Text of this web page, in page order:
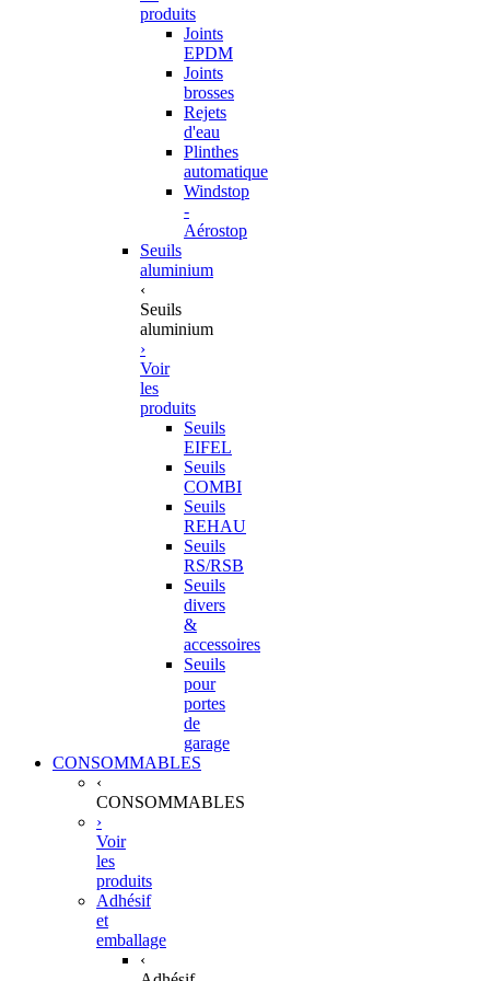
produits
Joints
EPDM
Joints
brosses
Rejets
d'eau
Plinthes
automatique
Windstop
-
Aérostop
Seuils
aluminium
‹
Seuils
aluminium
›
Voir
les
produits
Seuils
EIFEL
Seuils
COMBI
Seuils
REHAU
Seuils
RS/RSB
Seuils
divers
&
accessoires
Seuils
pour
portes
de
garage
CONSOMMABLES
‹
CONSOMMABLES
›
Voir
les
produits
Adhésif
et
emballage
‹